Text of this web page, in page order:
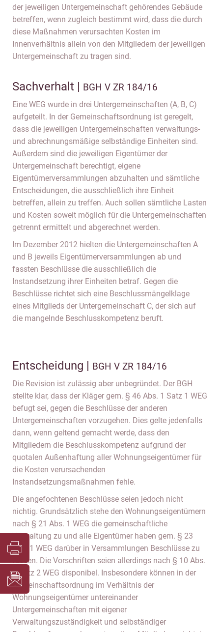
der jeweiligen Untergemeinschaft gehörendes Gebäude
betreffen, wenn zugleich bestimmt wird, dass die durch
diese Maßnahmen verursachten Kosten im
Innenverhältnis allein von den Mitgliedern der jeweiligen
Untergemeinschaft zu tragen sind.
Sachverhalt | BGH V ZR 184/16
Eine WEG wurde in drei Untergemeinschaften (A, B, C)
aufgeteilt. In der Gemeinschaftsordnung ist geregelt,
dass die jeweiligen Untergemeinschaften verwaltungs-
und abrechnungsmäßige selbständige Einheiten sind.
Außerdem sind die jeweiligen Eigentümer der
Untergemeinschaft berechtigt, eigene
Eigentümerversammlungen abzuhalten und sämtliche
Entscheidungen, die ausschließlich ihre Einheit
betreffen, allein zu treffen. Auch sollen sämtliche Lasten
und Kosten soweit möglich für die Untergemeinschaften
getrennt ermittelt und abgerechnet werden.
Im Dezember 2012 hielten die Untergemeinschaften A
und B jeweils Eigentümerversammlungen ab und
fassten Beschlüsse die ausschließlich die
Instandsetzung ihrer Einheiten betraf. Gegen die
Beschlüsse richtet sich eine Beschlussmängelklage
eines Mitglieds der Untergemeinschaft C, der sich auf
die mangelnde Beschlusskompetenz beruft.
Entscheidung | BGH V ZR 184/16
Die Revision ist zulässig aber unbegründet. Der BGH
stellte klar, dass der Kläger gem. § 46 Abs. 1 Satz 1 WEG
befugt sei, gegen die Beschlüsse der anderen
Untergemeinschaften vorzugehen. Dies gelte jedenfalls
dann, wenn geltend gemacht werde, dass den
Mitgliedern die Beschlusskompetenz aufgrund der
quotalen Außenhaftung aller Wohnungseigentümer für
die Kosten verursachenden
Instandsetzungsmaßnahmen fehle.
Die angefochtenen Beschlüsse seien jedoch nicht
nichtig. Grundsätzlich stehe den Wohnungseigentümern
nach § 21 Abs. 1 WEG die gemeinschaftliche
Verwaltung zu und alle Eigentümer haben gem. § 23
Abs. 1 WEG darüber in Versammlungen Beschlüsse zu
fassen. Die Vorschriften seien allerdings nach § 10 Abs.
2 Satz 2 WEG disponibel. Insbesondere können in der
Gemeinschaftsordnung im Verhältnis der
Wohnungseigentümer untereinander
Untergemeinschaften mit eigener
Verwaltungszuständigkeit und selbständiger